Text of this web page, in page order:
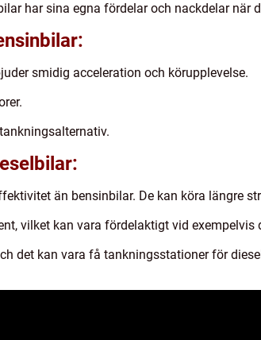
har sina egna fördelar och nackdelar när
smidig acceleration och körupplevelse.
än bensinbilar. De kan köra längre
vilket kan vara fördelaktigt vid exempelvis
det kan vara få tankningsstationer för